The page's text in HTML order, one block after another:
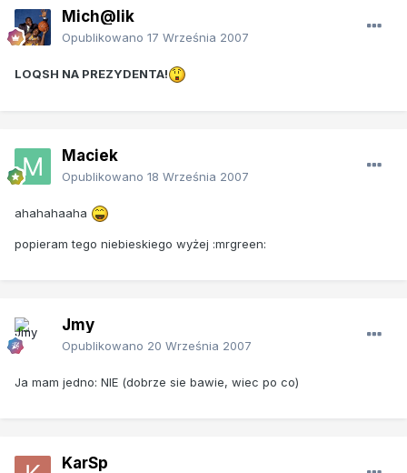
Mich@lik
Opublikowano 17 Września 2007
LOQSH NA PREZYDENTA!
Maciek
Opublikowano 18 Września 2007
ahahahaaha
popieram tego niebieskiego wyżej :mrgreen:
Jmy
Opublikowano 20 Września 2007
Ja mam jedno: NIE (dobrze sie bawie, wiec po co)
KarSp